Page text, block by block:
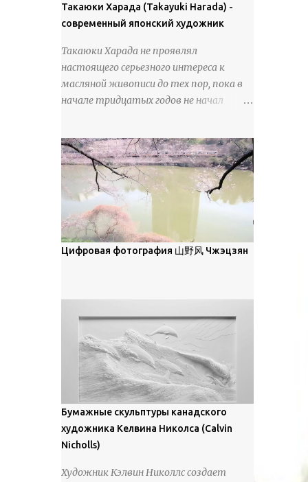
18 век. Шахматный набор "Рыцари
против турок" в шкатулке из
см, Холмогоры, 18 век....
покрова может восприниматься как
матовая. Такое свойство чаще всего
метелевого и фирнизированного снега.
Тем не менее, иногда значительное
количество кристаллов может
располагаться в одной плоскости,
поверхностной изморози. В данном
случае усиливается зеркальное
отражение, что приводит к
искристости снега, зависящей от
положения наблюдателя и высоты
солнца. Зеркальные свойства наиболее
заметны при угле солнечного света 15°
и ниже; при более высокой солнечной
описываются индикатрисой ...
Такаюки Харада (Takayuki Harada) -
современный японский художник
Такаюки Харада не проявлял
настоящего серьезного интереса к
масляной живописи до тех пор, пока в
начале тридцатых годов не начал
художественные музеи и галереи, он
был глубоко тронут и вдохновлен
красотой масляной живописи великих
мастеров. Искусствовед Брайан
Шервин прокомментировал картины
художника, заявив, что "Такаюки
Харада сочетает в себе классическую
смысле, персонажи его картин
предлагают зрителям незаконченный
рассказ, который усиливается его
уникальной манерой использования
освещения". Для просмотра всех работ,
посетите страницу –
https://www.artfinder.com/artist/takayuki-
harada/about/#/
Цифровая фотография 山野风 Чжэцзян
Бумажные скульптуры канадского
художника Келвина Николса (Calvin
Nicholls)
Художник Кэлвин Николлс создает